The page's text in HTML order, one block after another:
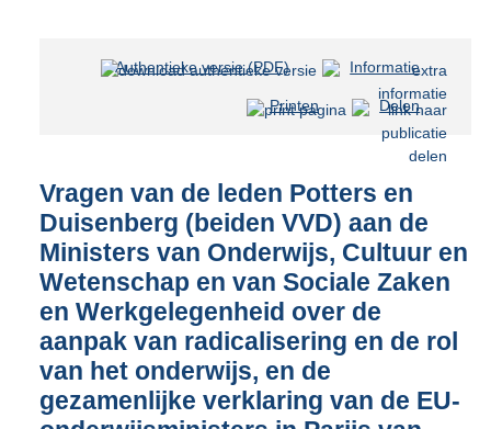
Authentieke versie (PDF)b
s
n
d
s
g
r
o
t
t
e
:
Informatie
Printen Delen
Vragen van de leden Potters en
Duisenberg (beiden VVD) aan de
Ministers van Onderwijs, Cultuur en
Wetenschap en van Sociale Zaken
en Werkgelegenheid over de
aanpak van radicalisering en de rol
van het onderwijs, en de
gezamenlijke verklaring van de EU-